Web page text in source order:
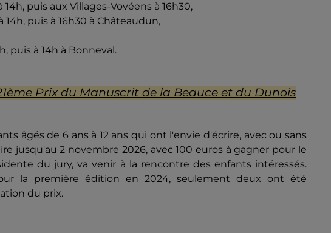
puis aux Villages-Vovéens à 16h30,
14h, puis à 16h30 à Châteaudun,
puis à 14h à Bonneval.
Prix du Manuscrit de la Beauce et du Dunois
âgés de 6 ans à 12 ans qui ont l'envie d'écrire, avec ou sans
jusqu'au 2 novembre 2026, avec 100 euros à gagner pour le
du jury, va venir à la rencontre des enfants intéressés.
la première édition en 2024, seulement deux ont été
du prix.